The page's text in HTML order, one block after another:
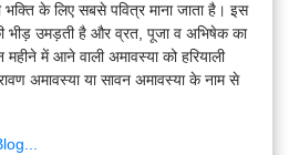
भक्ति के लिए सबसे पवित्र माना जाता है। इस
भीड़ उमड़ती है और व्रत, पूजा व अभिषेक का
में आने वाली अमावस्या को हरियाली
अमावस्या या सावन अमावस्या के नाम से